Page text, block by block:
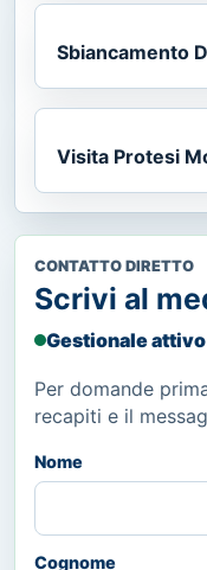
Sbiancamento
Visita Protesi
CONTATTO DIRETTO
Scrivi al
Gestionale attivo
Per domande
recapiti e il
Nome
Cognome